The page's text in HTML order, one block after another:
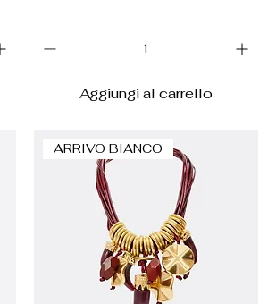
Aggiungi al carrello
ARRIVO BIANCO